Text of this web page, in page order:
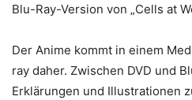
Blu-Ray-Version von „Cells at
Der Anime kommt in einem
ray daher. Zwischen DVD und
Erklärungen und Illustrationen